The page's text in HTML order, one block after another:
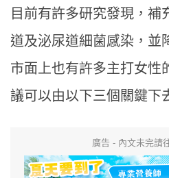
目前有許多研究發現，補
道及泌尿道細菌感染，並
市面上也有許多主打女性
議可以由以下三個關鍵下
廣告 - 內文未完請